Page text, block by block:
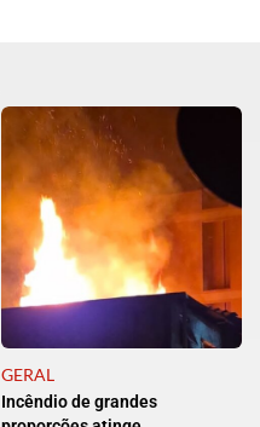
GERAL
Incêndio de grandes